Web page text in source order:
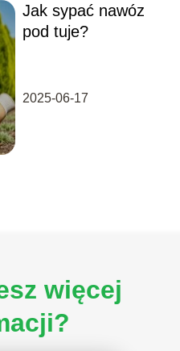
Jak sypać nawóz
pod tuje?
2025-06-17
więcej